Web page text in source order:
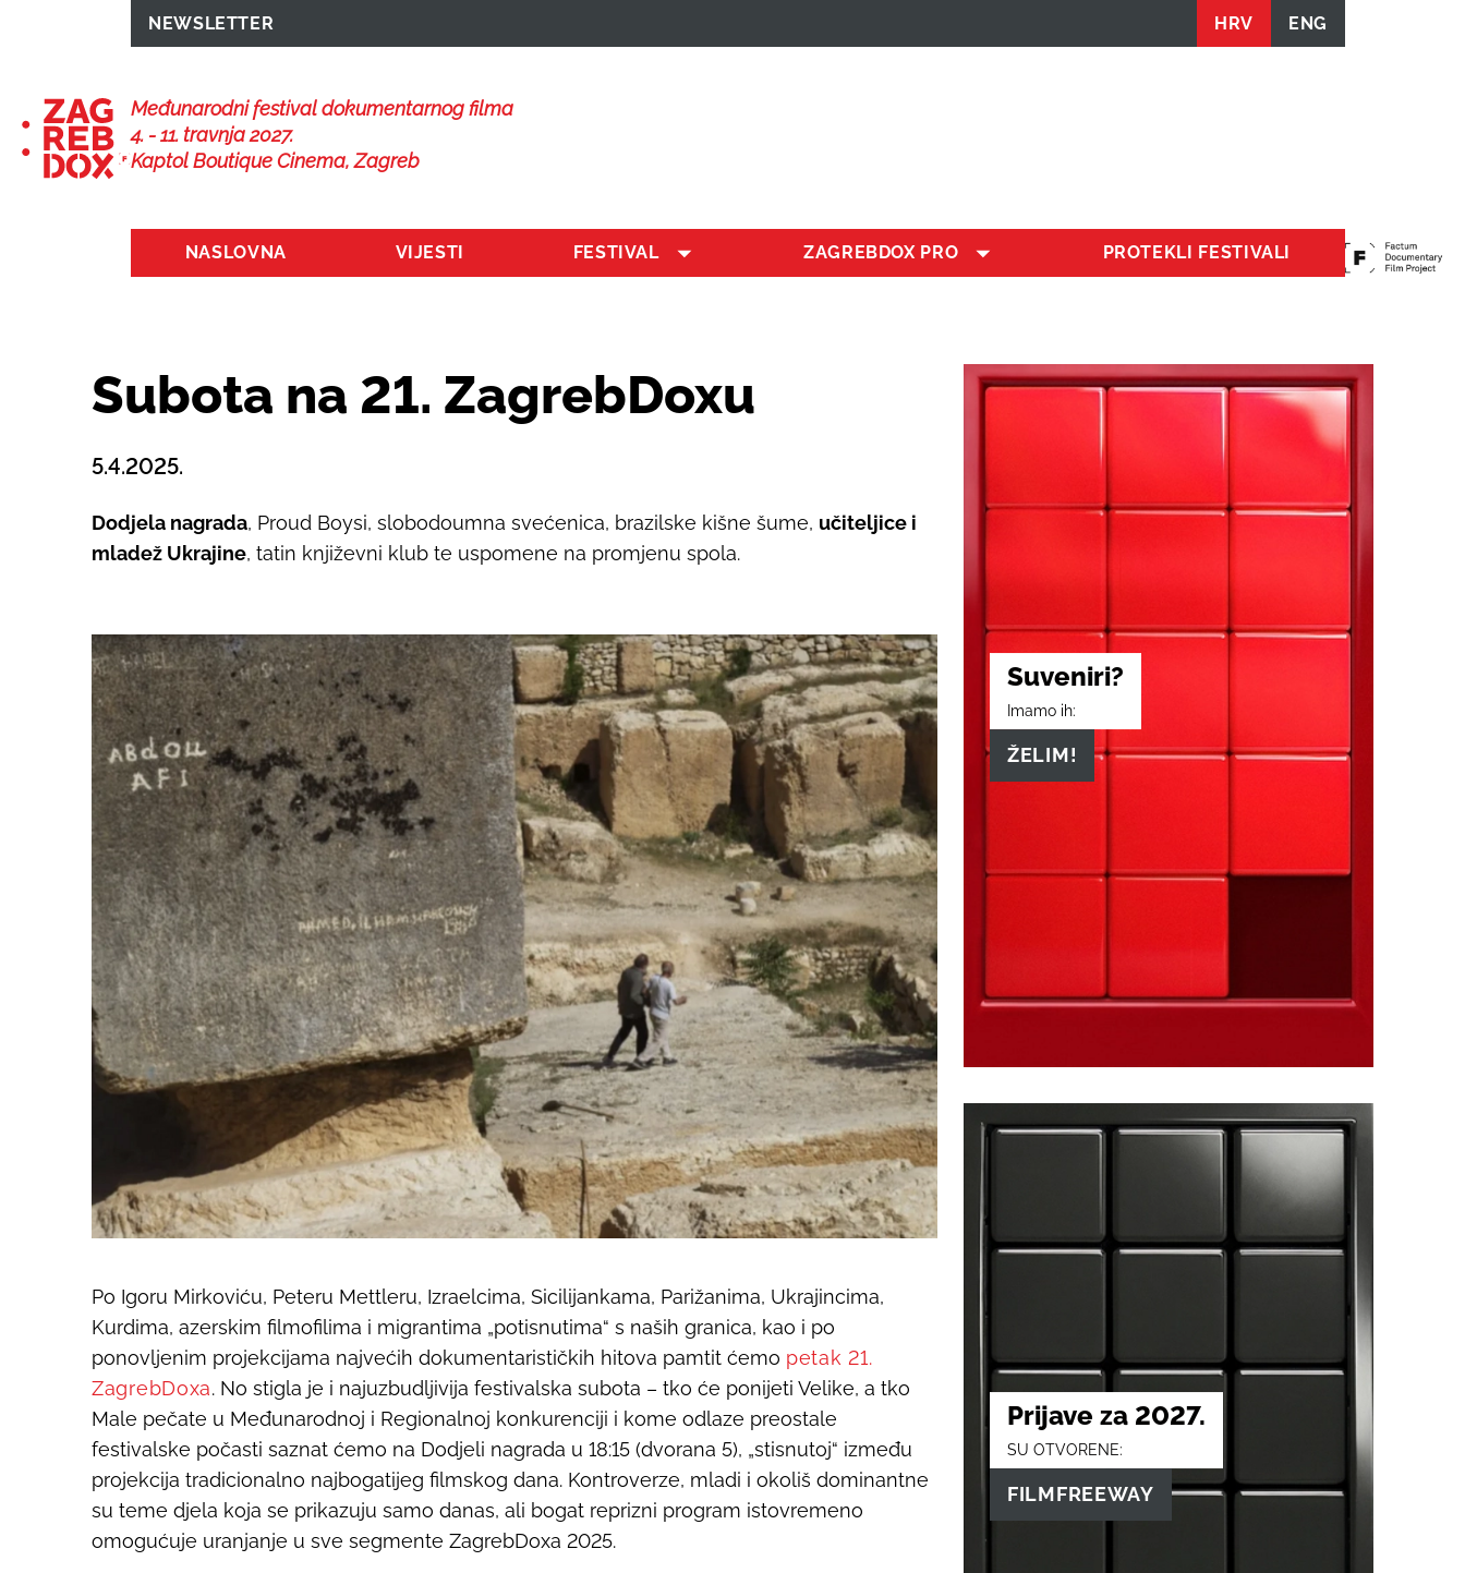
NEWSLETTER HRV ENG
Međunarodni festival dokumentarnog filma
4. - 11. travnja 2027.
Kaptol Boutique Cinema, Zagreb
NASLOVNA VIJESTI FESTIVAL ZAGREBDOX PRO PROTEKLI FESTIVALI
Subota na 21. ZagrebDoxu
5.4.2025.
Dodjela nagrada, Proud Boysi, slobodoumna svećenica, brazilske kišne šume, učiteljice i
mladež Ukrajine, tatin književni klub te uspomene na promjenu spola.
Po Igoru Mirkoviću, Peteru Mettleru, Izraelcima, Sicilijankama, Parižanima, Ukrajincima,
Kurdima, azerskim filmofilima i migrantima „potisnutima“ s naših granica, kao i po
ponovljenim projekcijama najvećih dokumentarističkih hitova pamtit ćemo petak 21.
ZagrebDoxa. No stigla je i najuzbudljivija festivalska subota – tko će ponijeti Velike, a tko
Male pečate u Međunarodnoj i Regionalnoj konkurenciji i kome odlaze preostale
festivalske počasti saznat ćemo na Dodjeli nagrada u 18:15 (dvorana 5), „stisnutoj“ između
projekcija tradicionalno najbogatijeg filmskog dana. Kontroverze, mladi i okoliš dominantne
su teme djela koja se prikazuju samo danas, ali bogat reprizni program istovremeno
omogućuje uranjanje u sve segmente ZagrebDoxa 2025.
Suveniri?
Imamo ih:
ŽELIM!
Prijave za 2027.
SU OTVORENE:
FILMFREEWAY